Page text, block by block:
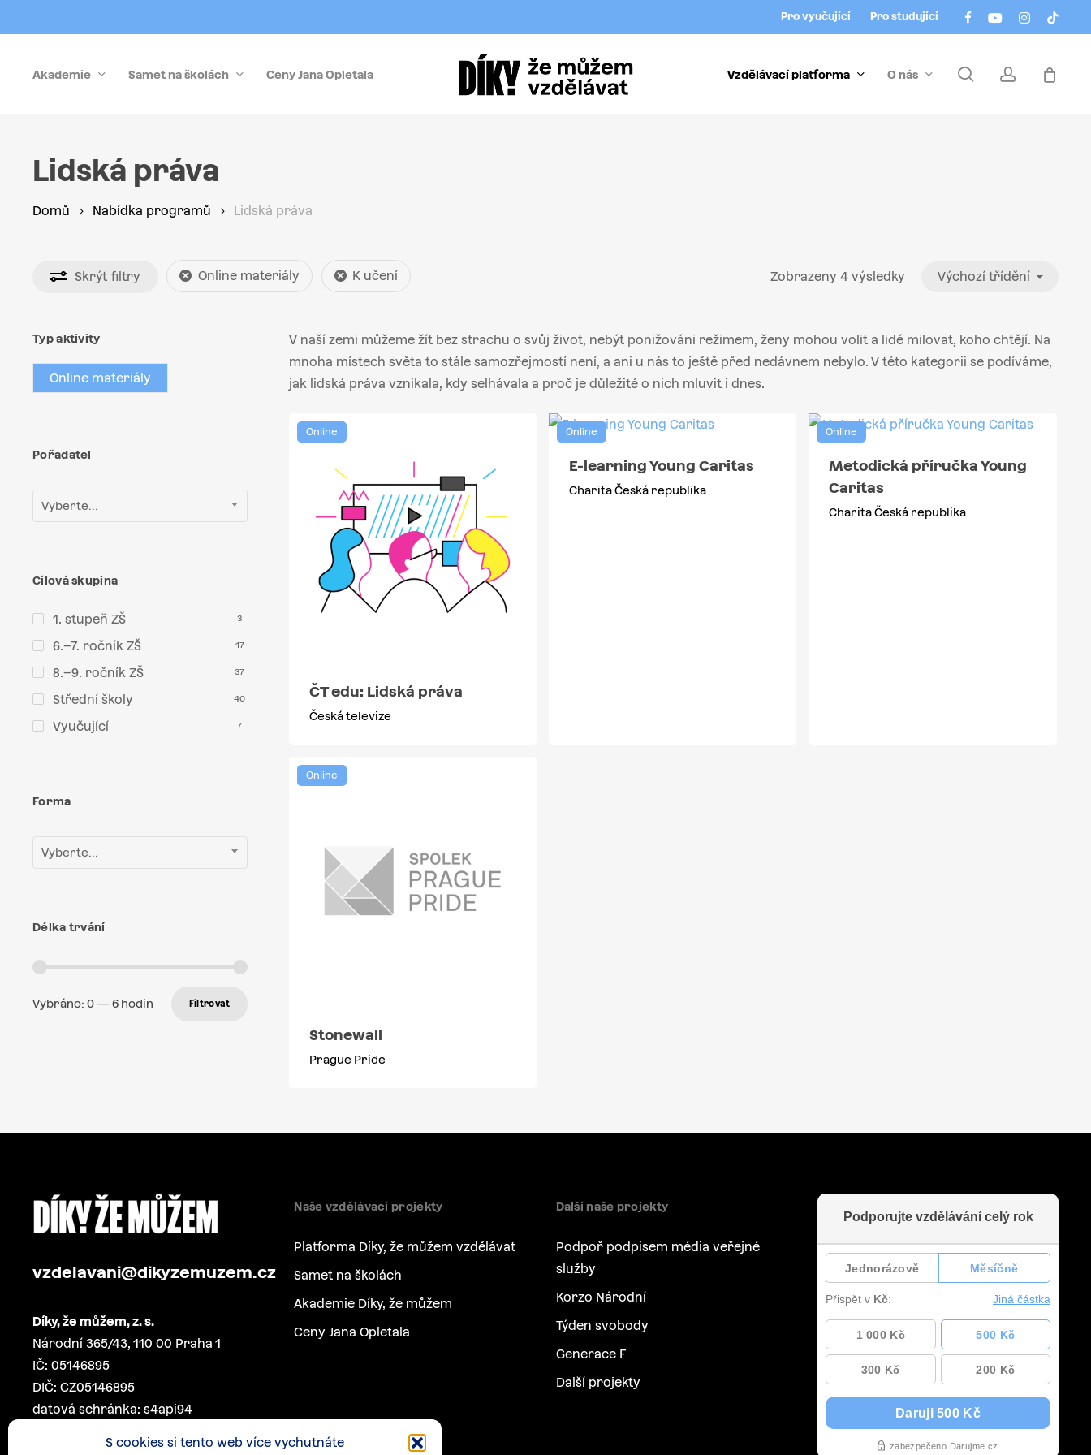
S cookies si tento web více vychutnáte
to
content
facebookyoutubeinstagram
tiktok
Pro vyučující Pro studující
Akademie Samet na školách Ceny Jana Opletala Vzdělávací platforma O nás searchaccount
Lidská práva
Domů Nabídka programů Lidská práva
Skrýt filtry Online materiály K učení Zobrazeny 4 výsledky Výchozí třídění
Typ aktivity
Online materiály
Pořadatel
Vyberte...
Cílová skupina
1. stupeň ZŠ 3
6.–7. ročník ZŠ 17
8.–9. ročník ZŠ 37
Střední školy 40
Vyučující 7
Forma
Vyberte...
Délka trvání
Vybráno: 0— 6 hodin Filtrovat
V naší zemi můžeme žít bez strachu o svůj život, nebýt ponižováni režimem, ženy mohou volit a lidé milovat, koho chtějí. Na
mnoha místech světa to stále samozřejmostí není, a ani u nás to ještě před nedávnem nebylo. V této kategorii se podíváme,
jak lidská práva vznikala, kdy selhávala a proč je důležité o nich mluvit i dnes.
Online
ČT edu: Lidská práva
Česká televize
Online
E-learning Young Caritas
Charita Česká republika
Online
Metodická příručka Young
Caritas
Charita Česká republika
Online
Stonewall
Prague Pride
vzdelavani@dikyzemuzem.cz
Díky, že můžem, z. s.
Národní 365/43, 110 00 Praha 1
IČ: 05146895
DIČ: CZ05146895
datová schránka: s4api94
Naše vzdělávací projekty
Platforma Díky, že můžem vzdělávat
Samet na školách
Akademie Díky, že můžem
Ceny Jana Opletala
Další naše projekty
Podpoř podpisem média veřejné
služby
Korzo Národní
Týden svobody
Generace F
Další projekty
Menu